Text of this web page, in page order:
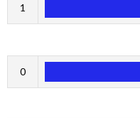
1
0